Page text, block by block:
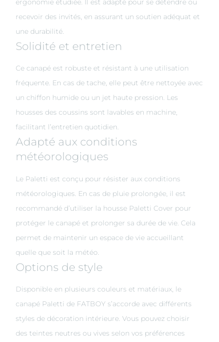
recevoir des invités, en assurant un soutien adéquat et
une durabilité.
Solidité et entretien
Ce canapé est robuste et résistant à une utilisation
fréquente. En cas de tache, elle peut être nettoyée avec
un chiffon humide ou un jet haute pression. Les
housses des coussins sont lavables en machine,
facilitant l’entretien quotidien.
Adapté aux conditions
météorologiques
Le Paletti est conçu pour résister aux conditions
météorologiques. En cas de pluie prolongée, il est
recommandé d’utiliser la housse Paletti Cover pour
protéger le canapé et prolonger sa durée de vie. Cela
permet de maintenir un espace de vie accueillant
quelle que soit la météo.
Options de style
Disponible en plusieurs couleurs et matériaux, le
canapé Paletti de FATBOY s’accorde avec différents
styles de décoration intérieure. Vous pouvez choisir
des teintes neutres ou vives selon vos préférences